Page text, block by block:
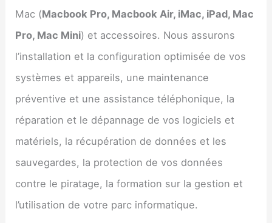
Mac (Macbook Pro, Macbook Air, iMac, iPad, Mac
Pro, Mac Mini) et accessoires. Nous assurons
l’installation et la configuration optimisée de vos
systèmes et appareils, une maintenance
préventive et une assistance téléphonique, la
réparation et le dépannage de vos logiciels et
matériels, la récupération de données et les
sauvegardes, la protection de vos données
contre le piratage, la formation sur la gestion et
l’utilisation de votre parc informatique.